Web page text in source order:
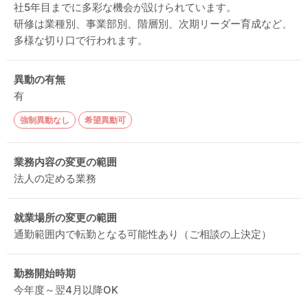
社5年目までに多彩な機会が設けられています。
研修は業種別、事業部別、階層別、次期リーダー育成など、
多様な切り口で行われます。
異動の有無
有
強制異動なし 希望異動可
業務内容の変更の範囲
法人の定める業務
就業場所の変更の範囲
通勤範囲内で転勤となる可能性あり（ご相談の上決定）
勤務開始時期
今年度～翌4月以降OK